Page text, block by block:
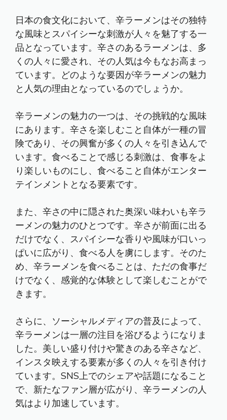
日本の食文化において、辛ラーメンはその独特
な風味とスパイシーな刺激が人々を魅了する一
品となっています。辛さのあるラーメンは、多
くの人々に愛され、その人気は今もなお高まっ
ています。どのような要因が辛ラーメンの魅力
と人気の理由となっているのでしょうか。
辛ラーメンの魅力の一つは、その挑戦的な風味
にあります。辛さを楽しむこと自体が一種の冒
険であり、その興奮が多くの人々を引き込んで
います。食べることで感じる刺激は、食事をよ
り楽しいものにし、食べること自体がエンター
テインメントとなる要素です。
また、辛さの中に隠された奥深い味わいも辛ラ
ーメンの魅力のひとつです。辛さが前面に出る
だけでなく、スパイシーな香りや風味が口いっ
ぱいに広がり、食べる人を虜にします。そのた
め、辛ラーメンを食べることは、ただの食事だ
けでなく、感覚的な体験として楽しむことがで
きます。
さらに、ソーシャルメディアの普及によって、
辛ラーメンは一層の注目を浴びるようになりま
した。美しい盛り付けや驚きのある辛さなど、
インスタ映えする要素が多くの人々を引き付け
ています。SNS上でのシェアや話題になること
で、新たなファン層が広がり、辛ラーメンの人
気はより加速しています。